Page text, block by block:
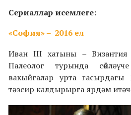
Сериаллар исемлеге:
«София» – 2016 ел
ИванIII хатыны –
Палеолог турында
вакыйгалар урта
тәэсир калдырырга ярдәм